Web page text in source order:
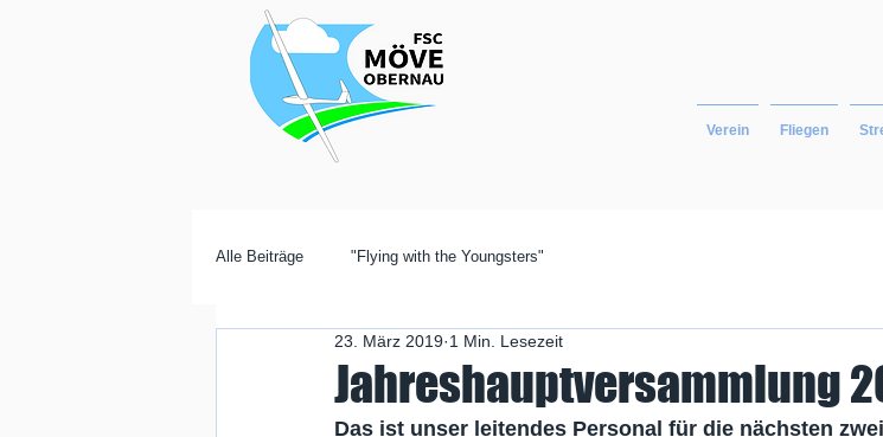
Verein Fliegen
Alle Beiträge "Flying with the Youngsters"
Jahreshauptversammlung
23. März 2019 1 Min. Lesezeit
Das ist unser leitendes Personal für die nächsten